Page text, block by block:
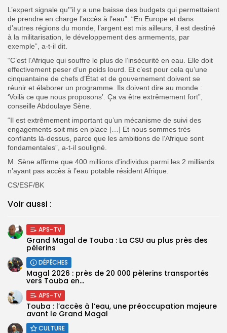
L’expert signale qu'”il y a une baisse des budgets qui permettaient
de prendre en charge l’accès à l’eau”. “En Europe et dans
d’autres régions du monde, l’argent est mis ailleurs, il est destiné
à la militarisation, le développement des armements, par
exemple”, a-t-il dit.
“C’est l’Afrique qui souffre le plus de l’insécurité en eau. Elle doit
effectivement peser d’un poids lourd. Et c’est pour cela qu’une
cinquantaine de chefs d’État et de gouvernement doivent se
réunir et élaborer un programme. Ils doivent dire au monde :
‘Voilà ce que nous proposons’. Ça va être extrêmement fort”,
conseille Abdoulaye Sène.
“Il est extrêmement important qu’un mécanisme de suivi des
engagements soit mis en place […] Et nous sommes très
confiants là-dessus, parce que les ambitions de l’Afrique sont
fondamentales”, a-t-il souligné.
M. Sène affirme que 400 millions d’individus parmi les 2 milliards
n’ayant pas accès à l’eau potable résident Afrique.
CS/ESF/BK
Voir aussi :
APS-TV
Grand Magal de Touba : La CSU au plus près des
pèlerins
DÉPÊCHES
Magal 2026 : près de 20 000 pèlerins transportés
vers Touba en...
APS-TV
Touba : l’accès à l’eau, une préoccupation majeure
avant le Grand Magal
CULTURE